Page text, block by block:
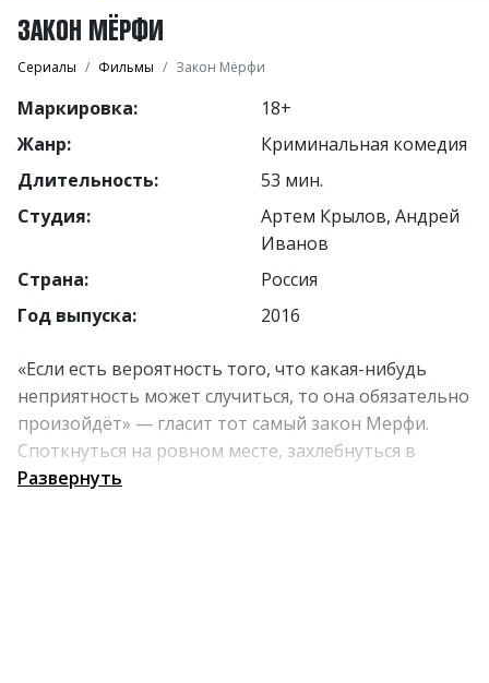
ЗАКОН МЁРФИ
Сериалы Фильмы Закон Мёрфи
Маркировка:
18+
Жанр:
Криминальная комедия
Длительность:
53 мин.
Студия:
Артем Крылов, Андрей
Иванов
Страна:
Россия
Год выпуска:
2016
«Если есть вероятность того, что какая-нибудь
неприятность может случиться, то она обязательно
произойдёт» — гласит тот самый закон Мерфи.
Споткнуться на ровном месте, захлебнуться в
тарелке с супом, уронить ключи от квартиры в
Развернуть